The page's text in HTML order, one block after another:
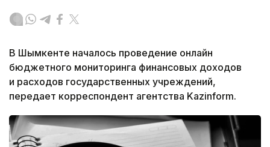
В Шымкенте началось проведение онлайн
бюджетного мониторинга финансовых доходов
и расходов государственных учреждений,
передает корреспондент агентства Kazinform.